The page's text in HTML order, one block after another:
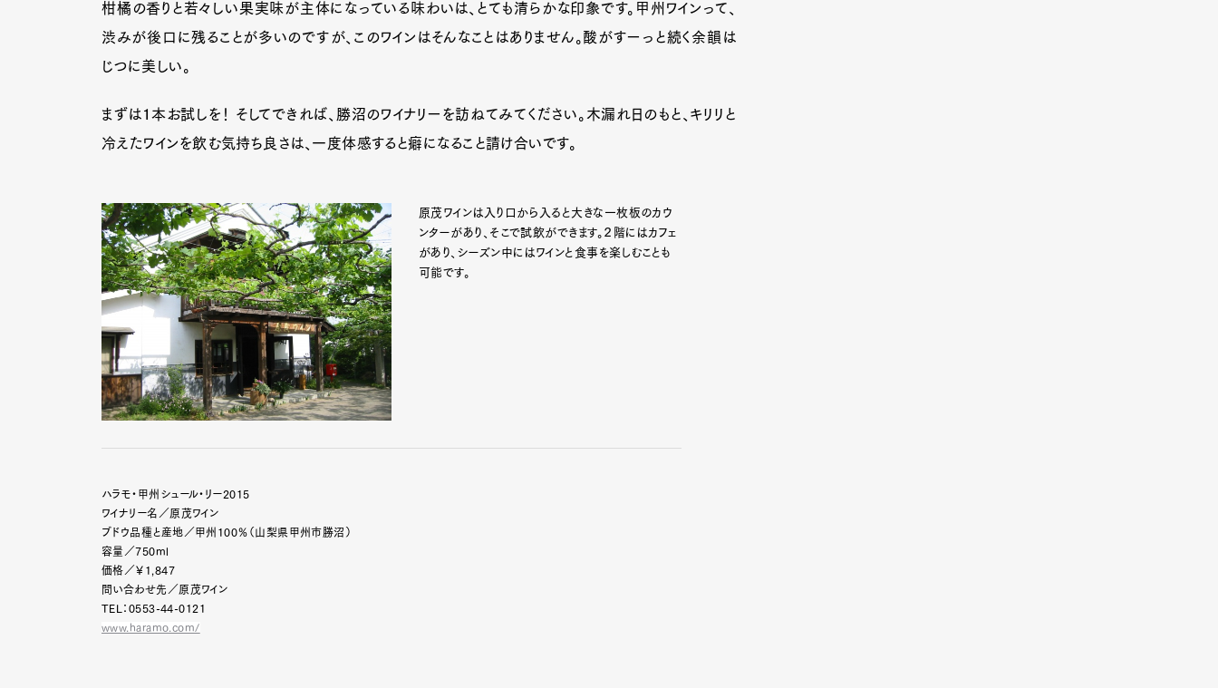
Gourmet
Cars Product
Culture
Pen Membership Magazine
Pen Meet Pen international Pen tw
柑橘の香りと若々しい果実味が主体になっている味わいは、とても清らかな印象です。甲州ワインって、
渋みが後口に残ることが多いのですが、このワインはそんなことはありません。酸がすーっと続く余韻は
じつに美しい。
まずは１本お試しを！ そしてできれば、勝沼のワイナリーを訪ねてみてください。木漏れ日のもと、キリリと
冷えたワインを飲む気持ち良さは、一度体感すると癖になること請け合いです。
原茂ワインは入り口から入ると大きな一枚板のカウ
ンターがあり、そこで試飲ができます。２階にはカフェ
があり、シーズン中にはワインと食事を楽しむことも
可能です。
ハラモ・甲州シュール・リー2015
ワイナリー名／原茂ワイン
ブドウ品種と産地／甲州100％（山梨県甲州市勝沼）
容量／750ml
価格／￥1,847
問い合わせ先／原茂ワイン
TEL：0553-44-0121
www.haramo.com/